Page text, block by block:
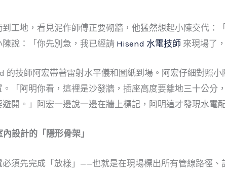
工地，看見泥作師傅正要砌牆，他猛然想起小陳交代：
說：「你先別急，我已經請 Hisend 水電技師 來現場了
的技師阿宏帶著雷射水平儀和圖紙到場。阿宏仔細對照
「阿明你看，這裡是沙發牆，插座高度要離地三十公分
開。」阿宏一邊說一邊在牆上標記，阿明這才發現水電
設計的「隱形骨架」
必須先完成「放樣」——也就是在現場標出所有管線路徑